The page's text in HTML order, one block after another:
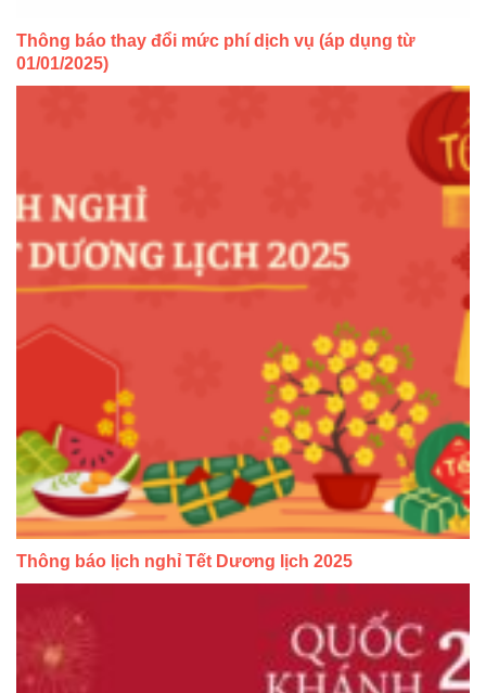
Thông báo thay đổi mức phí dịch vụ (áp dụng từ
01/01/2025)
Thông báo lịch nghỉ Tết Dương lịch 2025